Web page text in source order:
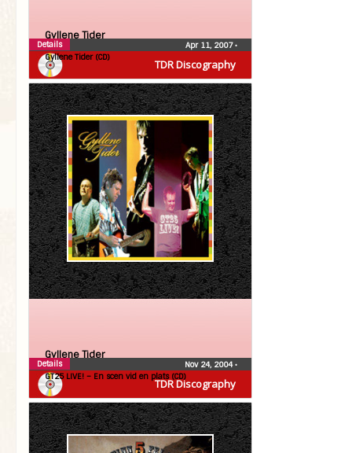
TDR Discography
Gyllene Tider
Gyllene Tider (CD)
Apr 11, 2007•
Details
TDR Discography
Gyllene Tider
GT25 LIVE! – En scen vid en plats (CD)
Nov 24, 2004•
Details